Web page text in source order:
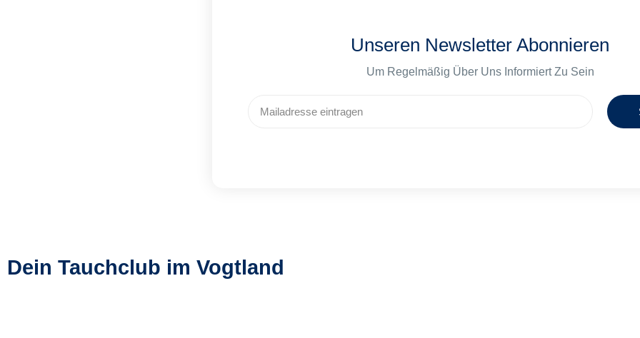
Unseren Newsletter Abonnieren
Um Regelmäßig Über Uns Informiert Zu Sein
Dein Tauchclub im Vogtland